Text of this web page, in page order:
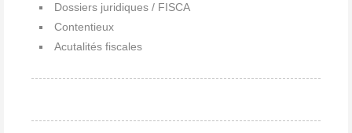
Dossiers juridiques / FISCA
Contentieux
Acutalités fiscales